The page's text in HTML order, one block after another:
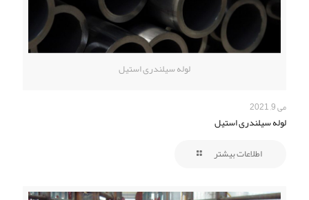
لوله سیلندری استیل
می 9, 2021
لوله سیلندری استیل
اطلاعات بیشتر